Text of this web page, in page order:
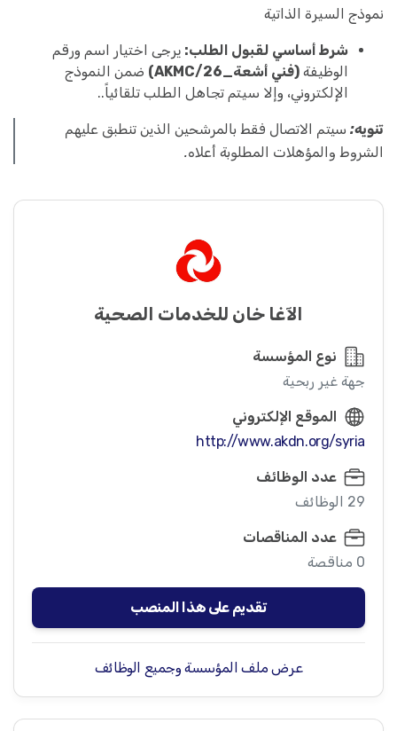
نموذج السيرة الذاتية
شرط أساسي لقبول الطلب: يرجى اختيار اسم ورقم
الوظيفة (فني أشعة_AKMC/26)
ضمن النموذج
الإلكتروني، وإلا سيتم تجاهل الطلب تلقائياً..
تنويه: سيتم الاتصال فقط بالمرشحين الذين تنطبق عليهم
الشروط والمؤهلات المطلوبة أعلاه.
الآغا خان للخدمات الصحية
نوع المؤسسة
جهة غير ربحية
الموقع الإلكتروني
http://www.akdn.org/syria
عدد الوظائف
29 الوظائف
عدد المناقصات
0 مناقصة
تقديم على هذا المنصب
عرض ملف المؤسسة وجميع الوظائف